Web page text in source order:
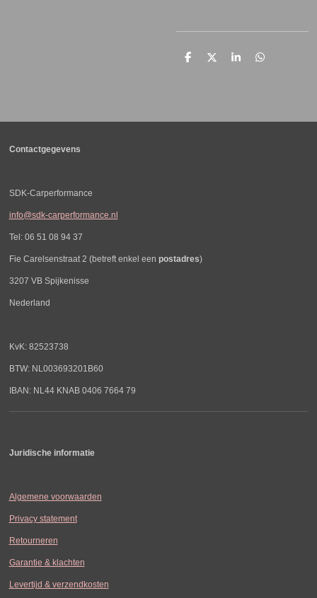
D
D
S
D
Contactgegevens
SDK-Carperformance
info@sdk-carperformance.nl
Tel: 06 51 08 94 37
Fie Carelsenstraat 2 (betreft enkel een postadres)
3207 VB Spijkenisse
Nederland
KvK: 82523738
BTW: NL003693201B60
IBAN: NL44 KNAB 0406 7664 79
Juridische informatie
Algemene voorwaarden
Privacy statement
Retourneren
Garantie & klachten
Levertijd & verzendkosten